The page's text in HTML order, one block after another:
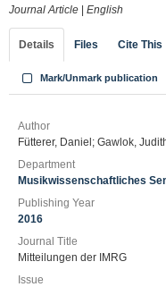
Journal Article
English
Details Files Cite This
Mark/Unmark publication
Author
Fütterer, Daniel; Gawlok,
Department
Musikwissenschaftliches
Publishing Year
2016
Journal Title
Mitteilungen der IMRG
Issue